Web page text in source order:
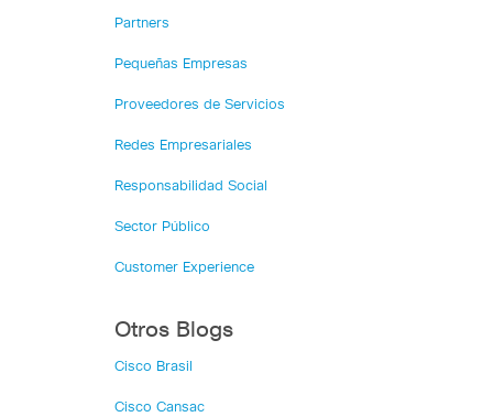
Partners
Pequeñas Empresas
Proveedores de Servicios
Redes Empresariales
Responsabilidad Social
Sector Público
Customer Experience
Otros Blogs
Cisco Brasil
Cisco Cansac